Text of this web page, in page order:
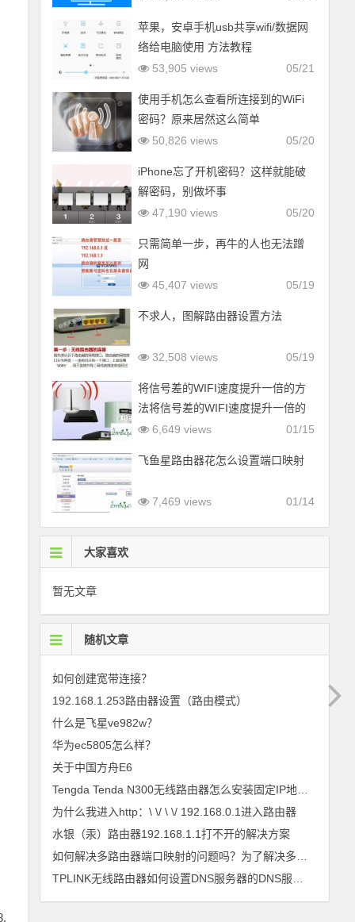
苹果，安卓手机usb共享wifi/数据网
络给电脑使用 方法教程
05/21
53,905 views
使用手机怎么查看所连接到的WiFi
密码？原来居然这么简单
05/20
50,826 views
iPhone忘了开机密码？这样就能破
解密码，别做坏事
05/20
47,190 views
只需简单一步，再牛的人也无法蹭
网
05/19
45,407 views
不求人，图解路由器设置方法
05/19
32,508 views
将信号差的WIFI速度提升一倍的方
法将信号差的WIFI速度提升一倍的
方法
01/15
6,649 views
飞鱼星路由器花怎么设置端口映射
01/14
7,469 views
大家喜欢
暂无文章
随机文章
如何创建宽带连接？
192.168.1.253路由器设置（路由模式）
什么是飞星ve982w？
华为ec5805怎么样？
关于中国方舟E6
为什么我进入http：\ \/ \ \/ 192.168.0.1进入路由器
水银（汞）路由器192.168.1.1打不开的解决方案